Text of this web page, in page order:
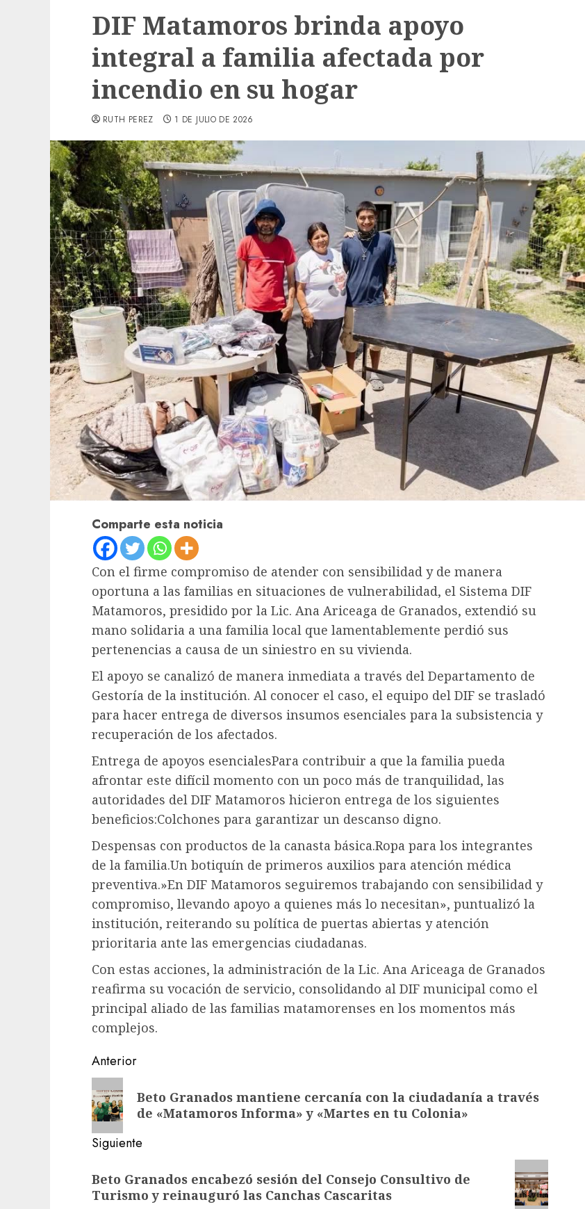
DIF Matamoros brinda apoyo
integral a familia afectada por
incendio en su hogar
RUTH PEREZ 1 DE JULIO DE 2026
Comparte esta noticia
Con el firme compromiso de atender con sensibilidad y de manera
oportuna a las familias en situaciones de vulnerabilidad, el Sistema DIF
Matamoros, presidido por la Lic. Ana Ariceaga de Granados, extendió su
mano solidaria a una familia local que lamentablemente perdió sus
pertenencias a causa de un siniestro en su vivienda.
El apoyo se canalizó de manera inmediata a través del Departamento de
Gestoría de la institución. Al conocer el caso, el equipo del DIF se trasladó
para hacer entrega de diversos insumos esenciales para la subsistencia y
recuperación de los afectados.
Entrega de apoyos esencialesPara contribuir a que la familia pueda
afrontar este difícil momento con un poco más de tranquilidad, las
autoridades del DIF Matamoros hicieron entrega de los siguientes
beneficios:Colchones para garantizar un descanso digno.
Despensas con productos de la canasta básica.Ropa para los integrantes
de la familia.Un botiquín de primeros auxilios para atención médica
preventiva.»En DIF Matamoros seguiremos trabajando con sensibilidad y
compromiso, llevando apoyo a quienes más lo necesitan», puntualizó la
institución, reiterando su política de puertas abiertas y atención
prioritaria ante las emergencias ciudadanas.
Con estas acciones, la administración de la Lic. Ana Ariceaga de Granados
reafirma su vocación de servicio, consolidando al DIF municipal como el
principal aliado de las familias matamorenses en los momentos más
complejos.
Post
navigation
Anterior
Entrada
anterior:Beto Granados mantiene cercanía con la ciudadanía a través
de «Matamoros Informa» y «Martes en tu Colonia»
Siguiente
entrada:
Beto Granados encabezó sesión del Consejo Consultivo de
Turismo y reinauguró las Canchas Cascaritas